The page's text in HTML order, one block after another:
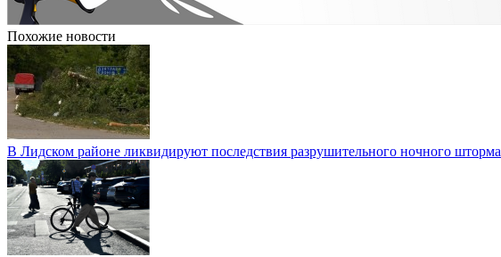
Похожие новости
В Лидском районе ликвидируют последствия разрушительного ночного шторма